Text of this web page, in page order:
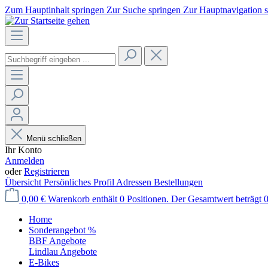
Zum Hauptinhalt springen Zur Suche springen Zur Hauptnavigation
Menü schließen
Ihr Konto
Anmelden
oderRegistrieren
Übersicht Persönliches Profil Adressen Bestellungen
0,00 € Warenkorb enthält 0 Positionen. Der Gesamtwert beträgt
Home
Sonderangebot %
BBF Angebote
Lindlau Angebote
E-Bikes